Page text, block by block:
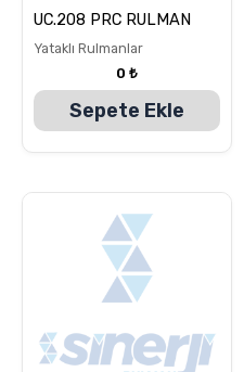
5
üzerinden
oy aldı
UC.208 PRC RULMAN
Yataklı Rulmanlar
0 ₺
Sepete Ekle